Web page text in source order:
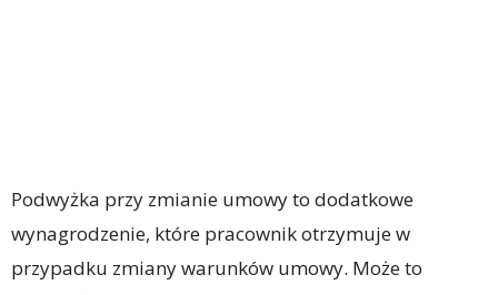
Podwyżka przy zmianie umowy to dodatkowe
wynagrodzenie, które pracownik otrzymuje w
przypadku zmiany warunków umowy. Może to